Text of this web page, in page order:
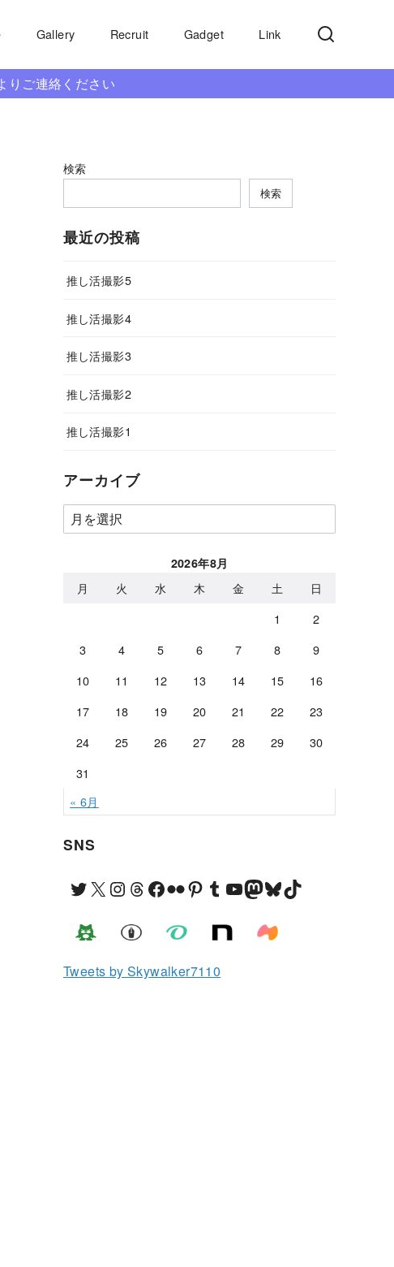
Gallery Recruit Gadget Link
りご連絡ください
検索
検索
最近の投稿
推し活撮影5
推し活撮影4
推し活撮影3
推し活撮影2
推し活撮影1
アーカイブ
ア
ー
2026年8月
月 火 水 木 金 土
日
1
2
3
4 5 6 7 8
9
10
11 12 13 14 15
16
17
18 19 20 21 22
23
24
25 26 27 28 29
30
31
« 6月
SNS
Twitter X Instagram Threads Facebook Flickr Pinterest Tumblr YouTube Mastodon Bluesky TikTok
Tweets by Skywalker7110